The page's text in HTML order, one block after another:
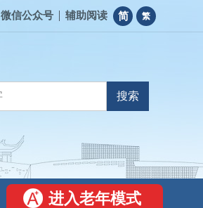
微信公众号 辅助阅读 简 繁
进入老年模式